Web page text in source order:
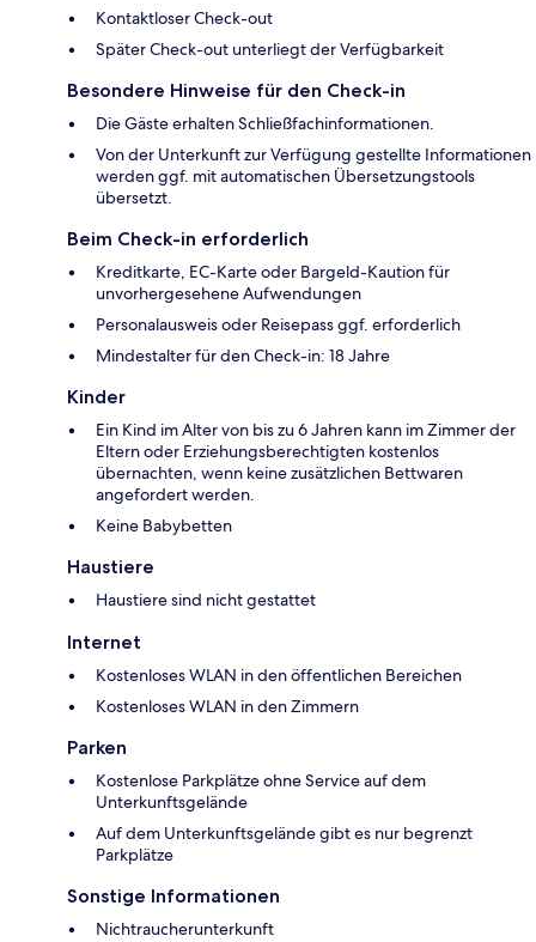
Kontaktloser Check-out
Später Check-out unterliegt der Verfügbarkeit
Besondere Hinweise für den Check-in
Die Gäste erhalten Schließfachinformationen.
Von der Unterkunft zur Verfügung gestellte Informationen
werden ggf. mit automatischen Übersetzungstools
übersetzt.
Beim Check-in erforderlich
Kreditkarte, EC-Karte oder Bargeld-Kaution für
unvorhergesehene Aufwendungen
Personalausweis oder Reisepass ggf. erforderlich
Mindestalter für den Check-in: 18 Jahre
Kinder
Ein Kind im Alter von bis zu 6 Jahren kann im Zimmer der
Eltern oder Erziehungsberechtigten kostenlos
übernachten, wenn keine zusätzlichen Bettwaren
angefordert werden.
Keine Babybetten
Haustiere
Haustiere sind nicht gestattet
Internet
Kostenloses WLAN in den öffentlichen Bereichen
Kostenloses WLAN in den Zimmern
Parken
Kostenlose Parkplätze ohne Service auf dem
Unterkunftsgelände
Auf dem Unterkunftsgelände gibt es nur begrenzt
Parkplätze
Sonstige Informationen
Nichtraucherunterkunft